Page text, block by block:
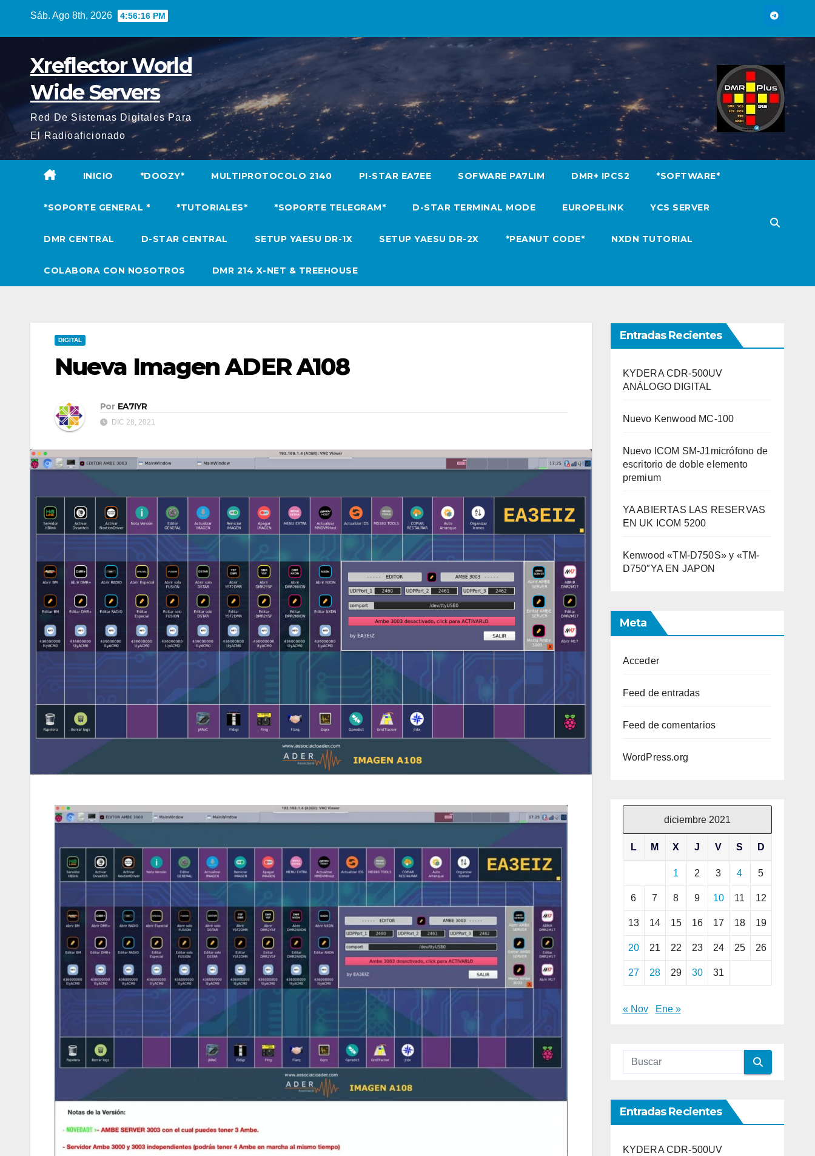
Sáb. Ago 8th, 2026 4:56:18 PM
Xreflector World
Wide Servers
Red De Sistemas Digitales Para
El Radioaficionado
INICIO *DOOZY* MULTIPROTOCOLO 2140 PI-STAR EA7EE SOFWARE PA7LIM DMR+ IPCS2 *SOFTWARE*
*SOPORTE GENERAL * *TUTORIALES* *SOPORTE TELEGRAM* D-STAR TERMINAL MODE EUROPELINK YCS SERVER
DMR CENTRAL D-STAR CENTRAL SETUP YAESU DR-1X SETUP YAESU DR-2X *PEANUT CODE* NXDN TUTORIAL
COLABORA CON NOSOTROS DMR 214 X-NET & TREEHOUSE
DIGITAL
Nueva Imagen ADER A108
Por EA7IYR
DIC 28, 2021
Entradas Recientes
KYDERA CDR-500UV
ANÁLOGO DIGITAL
Nuevo Kenwood MC-100
Nuevo ICOM SM-J1micrófono de
escritorio de doble elemento
premium
YA ABIERTAS LAS RESERVAS
EN UK ICOM 5200
Kenwood «TM-D750S» y «TM-
D750″YA EN JAPON
Meta
Acceder
Feed de entradas
Feed de comentarios
WordPress.org
diciembre 2021
L M X J V S D
1 2 3 4 5
6 7 8 9 10 11 12
13 14 15 16 17 18 19
20 21 22 23 24 25 26
27 28 29 30 31
« Nov Ene »
Entradas Recientes
KYDERA CDR-500UV